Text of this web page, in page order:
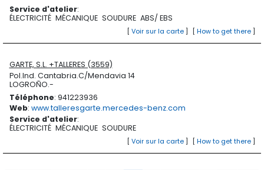
Service d'atelier:
ÉLECTRICITÉ MÉCANIQUE SOUDURE ABS/ EBS
[ How to get there]
[ Voir sur la carte]
GARTE, S.L. +TALLERES (3559)
Pol.Ind. Cantabria.C/Mendavia 14
LOGROÑO.-
Téléphone: 941223936
Web: www.talleresgarte.mercedes-benz.com
Service d'atelier:
ÉLECTRICITÉ MÉCANIQUE SOUDURE
[ How to get there]
[ Voir sur la carte]